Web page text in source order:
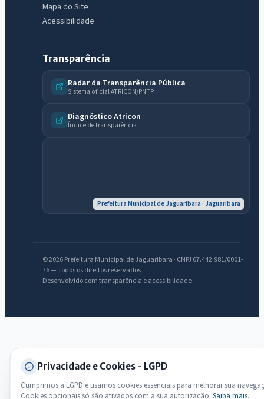
Mapa do Site
Acessibilidade
Transparência
Radar da Transparência Pública
Sistema oficial ATRICON/PNTP
Diagnóstico Atricon
Índice de transparência
Prefeitura Municipal de Jaguaribara · Jaguaribara
© 2026 Prefeitura Municipal de Jaguaribara · CNPJ 07.442.981/0001-
76 — Todos os direitos reservados
Desenvolvido com transparência e acessibilidade
Privacidade e Cookies - LGPD
Cumprimos a LGPD e usamos cookies essenciais para melhorar sua
Cookies opcionais só são ativados com a sua autorização. Saiba mais.
IntGest AI
Assistente do Portal
Carta de serviços Diário Oficial